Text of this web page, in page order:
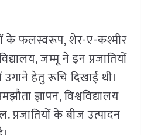
के फलस्वरूप, शेर-ए-कश्मीर
जम्मू ने इन प्रजातियों
उगाने हेतु रूचि दिखाई थी।
ज्ञापन, विश्वविद्यालय
प्रजातियों के बीज उत्पादन